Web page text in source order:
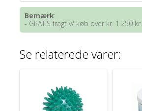
Bemærk:
- GRATIS fragt v/ køb over kr. 1.250 kr.
Se relaterede varer: